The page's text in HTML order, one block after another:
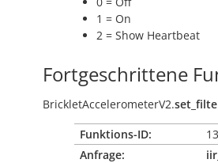
1 = On
2 = Show Heartbeat
Fortgeschrittene
BrickletAccelerometerV2.
Funktions-ID:
13
Anfrage: